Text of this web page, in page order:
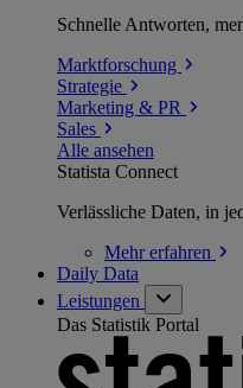
Schnelle Antworten,
Marktforschung
Strategie
Marketing & PR
Sales
Alle ansehen
Statista Connect
Verlässliche Daten, in
Mehrerfahren
Daily Data
Leistungen
Das Statistik Portal